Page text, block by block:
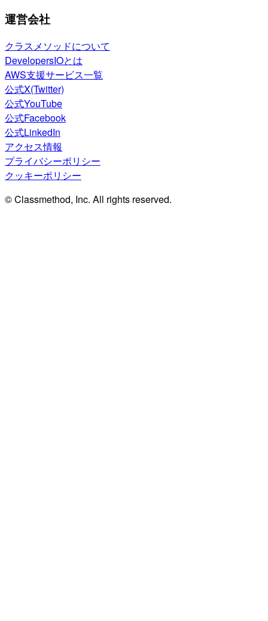
運営会社
クラスメソッドについて
DevelopersIOとは
AWS支援サービス一覧
公式X(Twitter)
公式YouTube
公式Facebook
公式LinkedIn
アクセス情報
プライバシーポリシー
クッキーポリシー
© Classmethod, Inc. All rights reserved.